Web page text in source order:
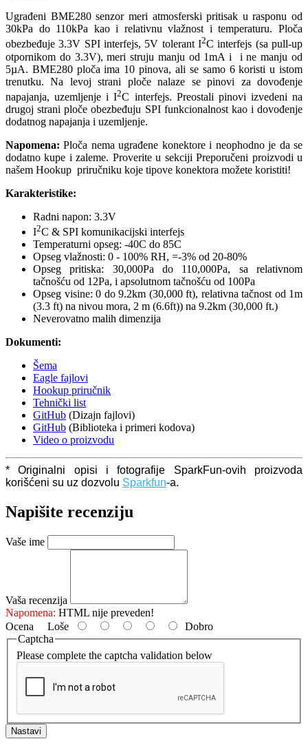
Ugrađeni BME280 senzor meri atmosferski pritisak u rasponu od
30kPa do 110kPa kao i relativnu vlažnost i temperaturu. Ploča
obezbeđuje 3.3V SPI interfejs, 5V tolerant I2C interfejs (sa pull-up
otpornikom do 3.3V), meri struju manju od 1mA i i ne manju od
5µA. BME280 ploča ima 10 pinova, ali se samo 6 koristi u istom
trenutku. Na levoj strani ploče nalaze se pinovi za dovođenje
napajanja, uzemljenje i I2C interfejs. Preostali pinovi izvedeni na
drugoj strani ploče obezbeđuju SPI funkcionalnost kao i dovođenje
dodatnog napajanja i uzemljenje.
Napomena: Ploča nema ugrađene konektore i neophodno je da se
dodatno kupe i zaleme. Proverite u sekciji Preporučeni proizvodi u
našem Hookup priručniku koje tipove konektora možete koristiti!
Karakteristike:
Radni napon: 3.3V
I2C & SPI komunikacijski interfejs
Temperaturni opseg: -40C do 85C
Opseg vlažnosti: 0 - 100% RH, =-3% od 20-80%
Opseg pritiska: 30,000Pa do 110,000Pa, sa relativnom
tačnošću od 12Pa, i apsolutnom tačnošću od 100Pa
Opseg visine: 0 do 9.2km (30,000 ft), relativna tačnost od 1m
(3.3 ft) na nivou mora, 2 m (6.6ft)) na 9.2km (30,000 ft.)
Neverovatno malih dimenzija
Dokumenti:
Šema
Eagle fajlovi
Hookup priručnik
Tehnički list
GitHub (Dizajn fajlovi)
GitHub (Biblioteka i primeri kodova)
Video o proizvodu
* Originalni opisi i fotografije SparkFun-ovih proizvoda
korišćeni su uz dozvolu Sparkfun-a.
Napišite recenziju
Vaše ime
Vaša recenzija
Napomena: HTML nije preveden!
Ocena Loše
Dobro
Captcha
Please complete the captcha validation below
Nastavi